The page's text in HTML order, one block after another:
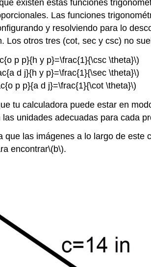
existen estas funciones
Las funciones
y resolviendo para lo
Los otros tres (cot, sec y csc) no
p p}{h y p}=\frac{1}{\csc \theta}\)
d j}{h y p}=\frac{1}{\sec \theta}\)
p p}{a d j}=\frac{1}{\cot \theta}\)
tu calculadora puede estar en
unidades adecuadas para cada
que las imágenes a lo largo de
encontrar\(b\).